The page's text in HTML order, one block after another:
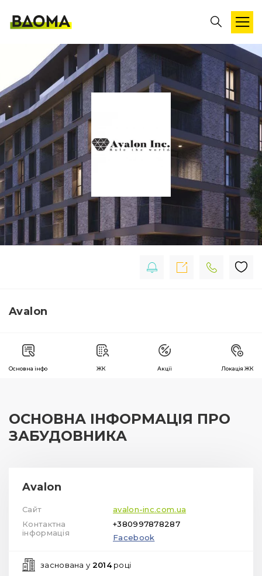
Avalon
Основна інфо ЖК Акції Локація ЖК
ОСНОВНА ІНФОРМАЦІЯ ПРО
ЗАБУДОВНИКА
Avalon
Сайт
avalon-inc.com.ua
Контактна
інформація
+380997878287
Facebook
заснована у 2014році